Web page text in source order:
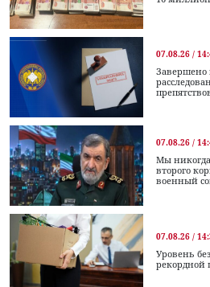
07.08.26 /
Завершено
07.08.26 /
Мы
второго
военный
07.08.26 /
Уровень
рекордной